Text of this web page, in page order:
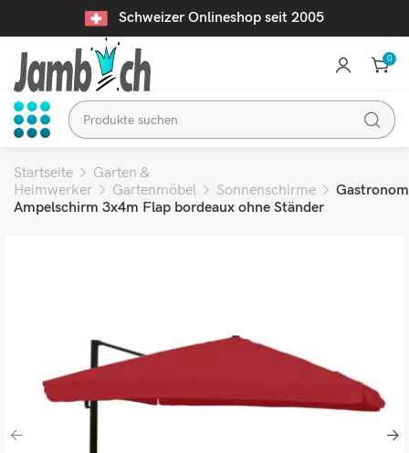
Schweizer Onlineshop seit 2005
0
Startseite
Garten &
Heimwerker
Gartenmöbel Sonnenschirme
Ampelschirm 3x4m Flap bordeaux ohne Ständer